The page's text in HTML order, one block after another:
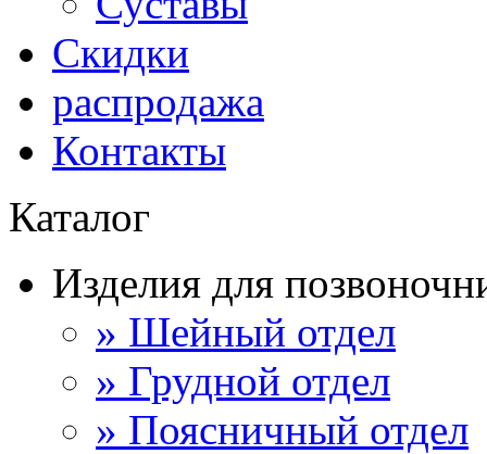
Скидки
распродажа
Контакты
Каталог
Изделия для
» Шейный отдел
» Грудной отдел
» Поясничный отдел